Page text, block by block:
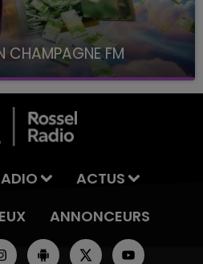
CHAMPAGNE FM
FM, à 8H10
ACTUS
ANNONCEURS